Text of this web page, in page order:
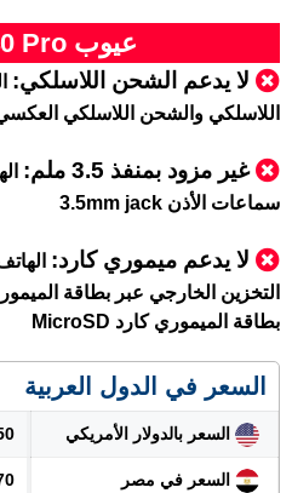
عيوب Vivo V40 Pro
لا يدعم الشحن اللاسلكي:
اللاسلكي والشحن اللاسلكي
غير مزود بمنفذ 3.5 ملم :
سماعات الأذن 3.5mm jack
لا يدعم ميموري كارد:
التخزين الخارجي عبر بطاقة
بطاقة الميموري كارد MicroSD
السعر في الدول العربية
السعر بالدولار الأمريكي 550
السعر في مصر